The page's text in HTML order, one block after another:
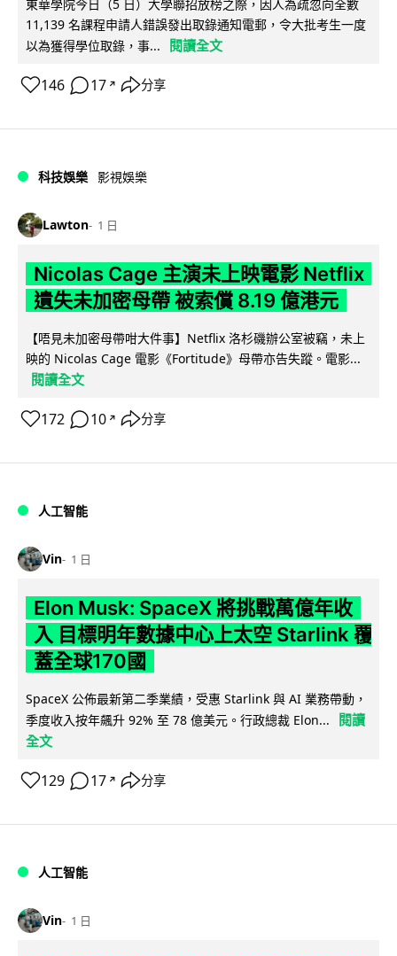
東華學院今日（5 日）大學聯招放榜之際，因人為疏忽向全數
11,139 名課程申請人錯誤發出取錄通知電郵，令大批考生一度
以為獲得學位取錄，事...
閱讀全文
146 17 ↗ 分享
科技娛樂 影視娛樂
Lawton 1 日
Nicolas Cage 主演未上映電影 Netflix
遺失未加密母帶 被索償 8.19 億港元
【唔見未加密母帶咁大件事】Netflix 洛杉磯辦公室被竊，未上
映的 Nicolas Cage 電影《Fortitude》母帶亦告失蹤。電影...
閱讀全文
172 10 ↗ 分享
人工智能
Vin 1 日
Elon Musk: SpaceX 將挑戰萬億年收
入 目標明年數據中心上太空 Starlink 覆
蓋全球170國
SpaceX 公佈最新第二季業績，受惠 Starlink 與 AI 業務帶動，
季度收入按年飆升 92% 至 78 億美元。行政總裁 Elon...
閱讀
全文
129 17 ↗ 分享
人工智能
Vin 1 日